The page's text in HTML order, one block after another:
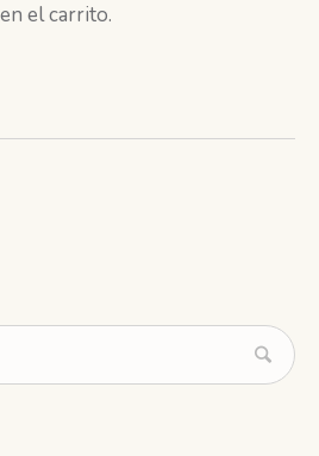
el carrito.